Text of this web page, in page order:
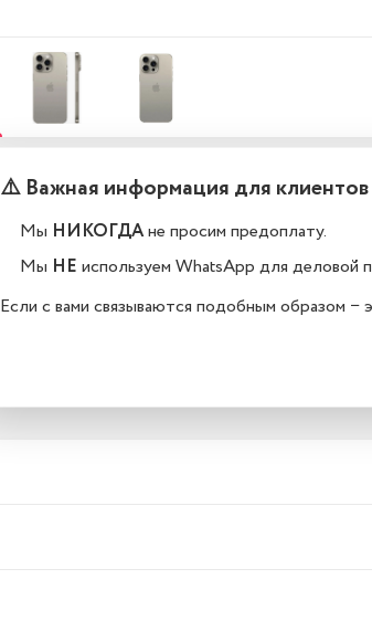
Телефоны новые или
восстановленные?
Все телефоны в kaliningrad.istoreapple.ru
полностью оригинальные, с полной
стандартной комплектацией.
На всю
дней.
⚠️ Важная информация для клиентов
Мы НИКОГДАне просим предоплату.
Мы НЕ используем WhatsApp для деловой
Если с вами связываются подобным образом −